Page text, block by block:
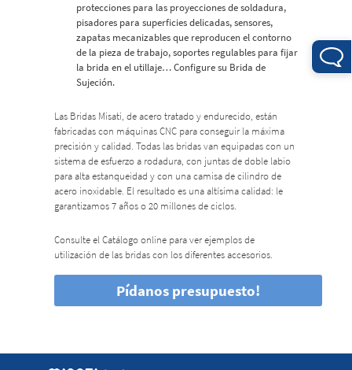
protecciones para las proyecciones de soldadura,
pisadores para superficies delicadas, sensores,
zapatas mecanizables que reproducen el contorno
de la pieza de trabajo, soportes regulables para fijar
la brida en el utillaje… Configure su Brida de
Sujeción.
Las Bridas Misati, de acero tratado y endurecido, están
fabricadas con máquinas CNC para conseguir la máxima
precisión y calidad. Todas las bridas van equipadas con un
sistema de esfuerzo a rodadura, con juntas de doble labio
para alta estanqueidad y con una camisa de cilindro de
acero inoxidable. El resultado es una altísima calidad: le
garantizamos 7 años o 20 millones de ciclos.
Consulte el Catálogo online para ver ejemplos de
utilización de las bridas con los diferentes accesorios.
Pídanos presupuesto!